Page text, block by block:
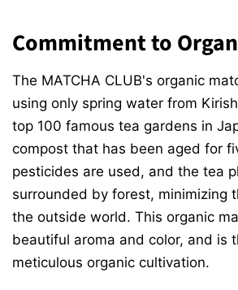
Commitment to
The MATCHA CLUB's organic
using only spring water from
top 100 famous tea gardens in
compost that has been aged for
pesticides are used, and the tea
surrounded by forest, minimizing
the outside world. This organic
beautiful aroma and color, and is
meticulous organic cultivation.